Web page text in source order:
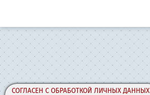
СОГЛАСЕН С ОБРАБОТКОЙ ЛИЧНЫХ ДАННЫХ